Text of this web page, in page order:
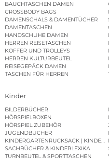
BAUCHTASCHEN DAMEN
CROSSBODY BAGS
DAMENSCHALS & DAMENTÜCHER
DAMENTASCHEN
HANDSCHUHE DAMEN
HERREN REISETASCHEN
KOFFER UND TROLLEYS
HERREN KULTURBEUTEL
REISEGEPÄCK DAMEN
TASCHEN FÜR HERREN
Kinder
BILDERBÜCHER
HÖRSPIELBOXEN
HÖRSPIEL ZUBEHÖR
JUGENDBÜCHER
KINDERGARTENRUCKSACK |
SACHBÜCHER & KINDERLEXIKA
TURNBEUTEL & SPORTTASCHEN